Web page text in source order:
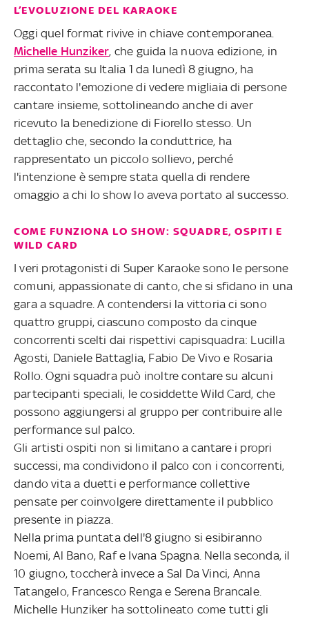
L’EVOLUZIONE DEL KARAOKE
Oggi quel format rivive in chiave contemporanea.
Michelle Hunziker, che guida la nuova edizione, in
prima serata su Italia 1 da lunedì 8 giugno, ha
raccontato l'emozione di vedere migliaia di persone
cantare insieme, sottolineando anche di aver
ricevuto la benedizione di Fiorello stesso. Un
dettaglio che, secondo la conduttrice, ha
rappresentato un piccolo sollievo, perché
l'intenzione è sempre stata quella di rendere
omaggio a chi lo show lo aveva portato al successo.
COME FUNZIONA LO SHOW: SQUADRE, OSPITI E
WILD CARD
I veri protagonisti di Super Karaoke sono le persone
comuni, appassionate di canto, che si sfidano in una
gara a squadre. A contendersi la vittoria ci sono
quattro gruppi, ciascuno composto da cinque
concorrenti scelti dai rispettivi capisquadra: Lucilla
Agosti, Daniele Battaglia, Fabio De Vivo e Rosaria
Rollo. Ogni squadra può inoltre contare su alcuni
partecipanti speciali, le cosiddette Wild Card, che
possono aggiungersi al gruppo per contribuire alle
performance sul palco.
Gli artisti ospiti non si limitano a cantare i propri
successi, ma condividono il palco con i concorrenti,
dando vita a duetti e performance collettive
pensate per coinvolgere direttamente il pubblico
presente in piazza.
Nella prima puntata dell'8 giugno si esibiranno
Noemi, Al Bano, Raf e Ivana Spagna. Nella seconda, il
10 giugno, toccherà invece a Sal Da Vinci, Anna
Tatangelo, Francesco Renga e Serena Brancale.
Michelle Hunziker ha sottolineato come tutti gli